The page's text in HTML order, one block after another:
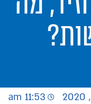
11:53 am